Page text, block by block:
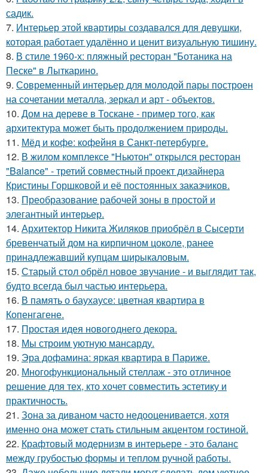
садик.
7. Интерьер этой квартиры создавался для девушки,
которая работает удалённо и ценит визуальную тишину.
8. В стиле 1960-х: пляжный ресторан "Ботаника на
Песке" в Лыткарино.
9. Современный интерьер для молодой пары построен
на сочетании металла, зеркал и арт - объектов.
10. Дом на дереве в Тоскане - пример того, как
архитектура может быть продолжением природы.
11. Мёд и кофе: кофейня в Санкт-петербурге.
12. В жилом комплексе "Ньютон" открылся ресторан
"Balance" - третий совместный проект дизайнера
Кристины Горшковой и её постоянных заказчиков.
13. Преобразование рабочей зоны в простой и
элегантный интерьер.
14. Архитектор Никита Жиляков приобрёл в Сысерти
бревенчатый дом на кирпичном цоколе, ранее
принадлежавший купцам ширыкаловым.
15. Старый стол обрёл новое звучание - и выглядит так,
будто всегда был частью интерьера.
16. В память о баухаусе: цветная квартира в
Копенгагене.
17. Простая идея новогоднего декора.
18. Мы строим уютную мансарду.
19. Эра дофамина: яркая квартира в Париже.
20. Многофункциональный стеллаж - это отличное
решение для тех, кто хочет совместить эстетику и
практичность.
21. Зона за диваном часто недооценивается, хотя
именно она может стать стильным акцентом гостиной.
22. Крафтовый модернизм в интерьере - это баланс
между грубостью формы и теплом ручной работы.